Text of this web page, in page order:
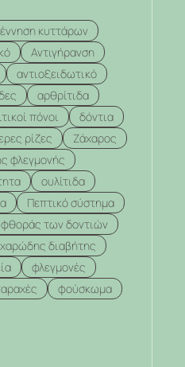
κυττάρων
Αντιγήρανση
αντιοξειδωτικό
αρθρίτιδα
πόνοι
δόντια
ρίζες
Ζάχαρος
φλεγμονής
ουλίτιδα
Πεπτικό σύστημα
των δοντιών
διαβήτης
φλεγμονές
φούσκωμα